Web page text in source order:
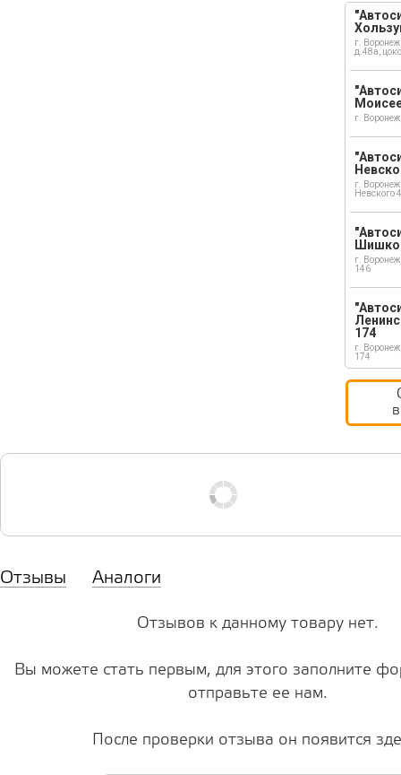
г.
д.48а,
г.
г.
Невского
г.
146
174
г.
174
Отзывы Аналоги
Отзывов к данному товару нет.
Вы можете стать первым, для этого заполните
отправьте ее нам.
После проверки отзыва он появится